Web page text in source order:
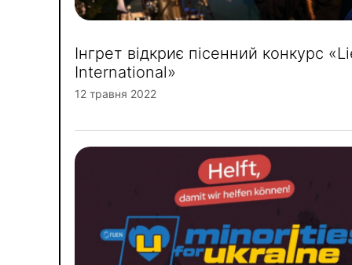
Інгрет відкриє пісенний конкурс
International»
12 травня 2022